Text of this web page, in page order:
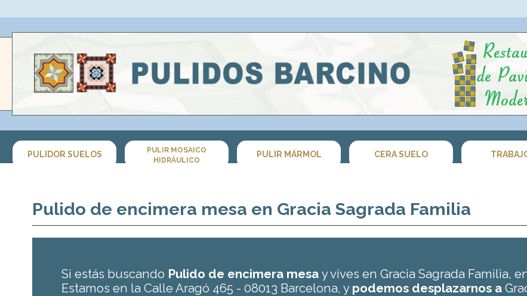
PULIDOR SUELOS
PULIR MOSAICO
HIDRÁULICO
PULIR MÁRMOL CERA SUELO
Pulido de encimera mesa en Gracia Sagrada Familia
Si estás buscando Pulido de encimera mesay vives en Gracia Sagrada Familia,
Estamos en la Calle Aragó 465 - 08013 Barcelona, y podemos desplazarnos a